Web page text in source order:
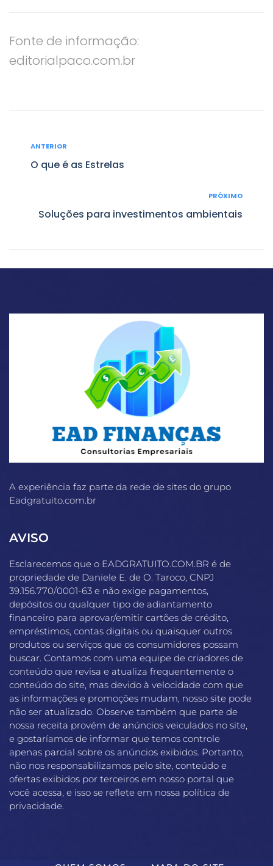
Fonte de informação:
editorialpaco.com.br
Navegação
Anterior
ANTERIOR
O que é as Estrelas
PRÓXIMO
Soluções para investimentos ambientais
A experiência faz parte da rede de sites do grupo
Eadgratuito.com.br
AVISO
Esclarecemos que o EADGRATUITO.COM.BR é de
propriedade de Daniele E. de O. Taroco, CNPJ
39.156.770/0001-63 e não exige pagamentos,
depósitos ou qualquer tipo de adiantamento
financeiro para aprovar/emitir cartões de crédito,
empréstimos, contas digitais ou quaisquer outros
produtos ou serviços que os consumidores possam
buscar. Contamos com uma equipe de criadores de
conteúdo que revisa e atualiza frequentemente o
conteúdo do site, mas devido à velocidade com que
as informações e promoções mudam, nosso site pode
não ser atualizado. Observe também que parte de
nossa receita provém de anúncios veiculados no site,
e gostaríamos de informar que temos controle
apenas parcial sobre os anúncios exibidos. Portanto,
não nos responsabilizamos pelo site, conteúdo e
ofertas exibidos por terceiros em nosso portal que
você acessa, e isso se reflete em nossa política de
privacidade.